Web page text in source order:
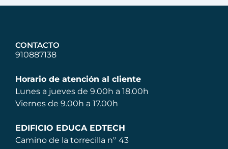
CONTACTO
910887138
Horario de atención al cliente
Lunes a jueves de 9.00h a 18.00h
Viernes de 9.00h a 17.00h
EDIFICIO EDUCA EDTECH
Camino de la torrecilla nº 43